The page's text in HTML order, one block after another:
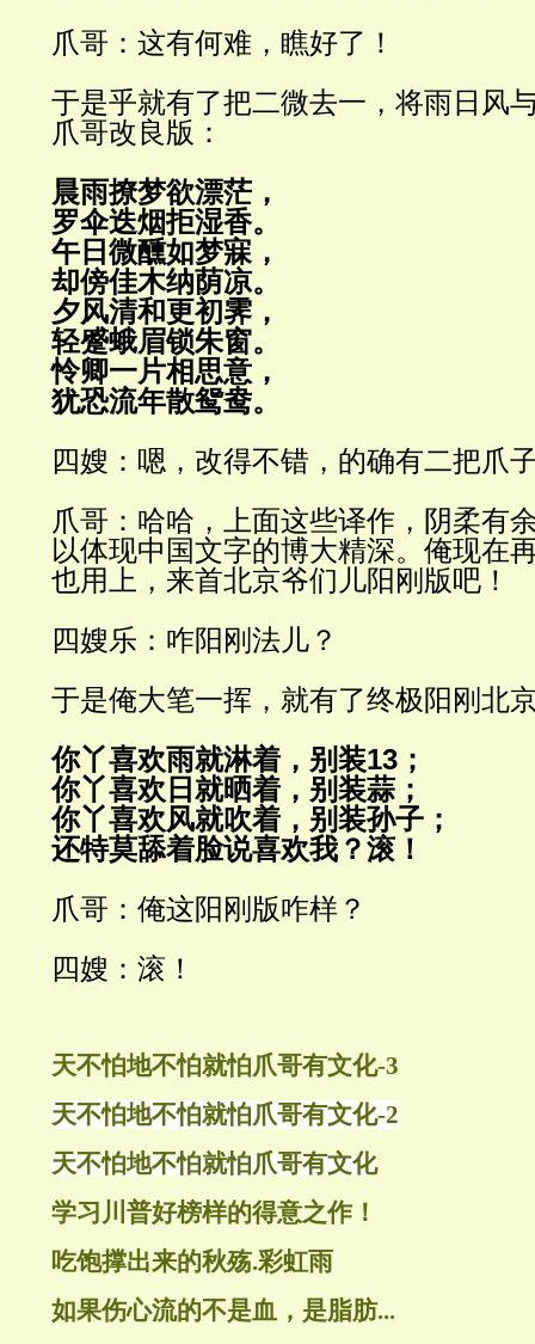
爪哥：这有何难，瞧好了！
于是乎就有了把二微去一，将雨日风
爪哥改良版：
晨雨撩梦欲漂茫，
罗伞迭烟拒湿香。
午日微醺如梦寐，
却傍佳木纳荫凉。
夕风清和更初霁，
轻蹙蛾眉锁朱窗。
怜卿一片相思意，
犹恐流年散鸳鸯。
四嫂：嗯，改得不错，的确有二把爪
爪哥：哈哈，上面这些译作，阴柔有
以体现中国文字的博大精深。俺现在
也用上，来首北京爷们儿阳刚版吧！
四嫂乐：咋阳刚法儿？
于是俺大笔一挥，就有了终极阳刚北
你丫喜欢雨就淋着，别装13 ；
你丫喜欢日就晒着，别装蒜；
你丫喜欢风就吹着，别装孙子；
还特莫舔着脸说喜欢我？滚！
爪哥：俺这阳刚版咋样？
四嫂：滚！
天不怕地不怕就怕爪哥有文化-3
天不怕地不怕就怕爪哥有文化-2
天不怕地不怕就怕爪哥有文化
学习川普好榜样的得意之作！
吃饱撑出来的秋殇.彩虹雨
如果伤心流的不是血，是脂肪...